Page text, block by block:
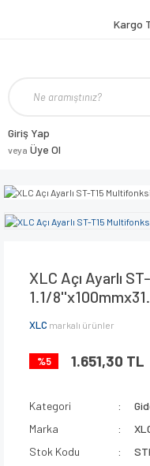
Kargo
Giriş Yap
veya Üye Ol
XLC Açı Ayarlı
1.1/
XLC markalı ürünler
%5 1.651,30 TL
Kategori
Marka
Stok Kodu